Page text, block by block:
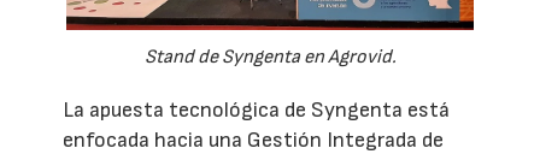
Stand de Syngenta en Agrovid.
La apuesta tecnológica de Syngenta está
enfocada hacia una Gestión Integrada de